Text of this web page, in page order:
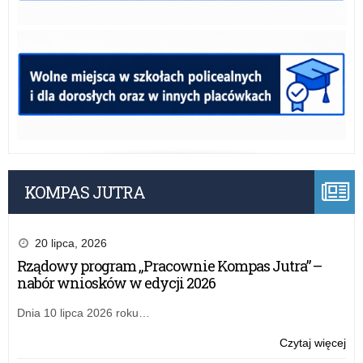
KOMPAS JUTRA
20 lipca, 2026
Rządowy program „Pracownie Kompas Jutra” –
nabór wniosków w edycji 2026
Dnia 10 lipca 2026 roku…
Czytaj więcejo: